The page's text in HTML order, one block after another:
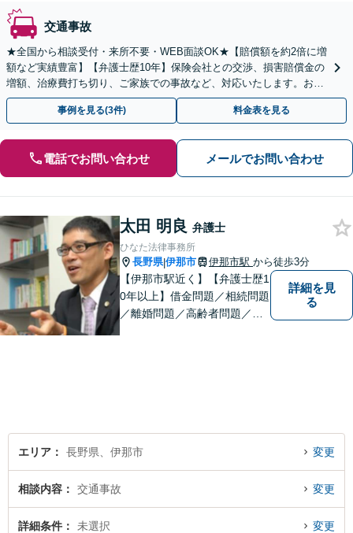
交通事故
★全国から相談受付・来所不要・WEB面談OK★【賠償額を約2倍に増
額など実績豊富】【弁護士歴10年】保険会社との交渉、損害賠償金の
増額、治療費打ち切り、ご家族での事故など、対応いたします。お早
めにご相談ください【初回相談・着手金無料】
事例を見る(3件) 料金表を見る
電話でお問い合わせ メールでお問い合わせ
太田 明良 弁護士
ひなた法律事務所
長野県|伊那市 伊那市駅 から徒歩3分
【伊那市駅近く】【弁護士歴1
0年以上】借金問題／相続問題
／離婚問題／高齢者問題／相
詳細を見
る
エリア 長野県、伊那市 変更
相談内容 交通事故 変更
詳細条件 未選択 変更